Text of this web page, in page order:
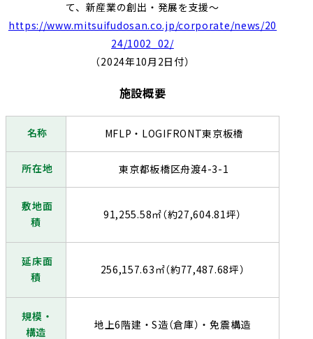
て、新産業の創出・発展を支援～
https://www.mitsuifudosan.co.jp/corporate/news/20
24/1002_02/
（ 2024年10 月 2 日付）
施設概要
名称 MFLP・ LOGIFRONT東京板橋
所在地 東京都板橋区舟渡4-3-1
敷地面
積
91,255.58㎡（約27,604.81坪）
延床面
積
256,157.63㎡（約77,487.68坪）
規模・
構造
地上6 階建・S造（倉庫）・免震構造